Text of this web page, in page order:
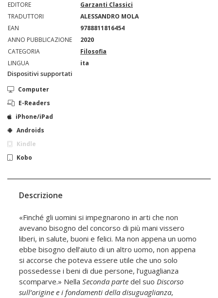
EDITORE
Garzanti Classici
TRADUTTORI
ALESSANDRO MOLA
EAN
9788811816454
ANNO PUBBLICAZIONE
2020
CATEGORIA
Filosofia
LINGUA
ita
Dispositivi supportati
Computer
E-Readers
iPhone/iPad
Androids
Kindle
Kobo
Descrizione
«Finché gli uomini si impegnarono in arti che non
avevano bisogno del concorso di più mani vissero
liberi, in salute, buoni e felici. Ma non appena un uomo
ebbe bisogno dell’aiuto di un altro uomo, non appena
si accorse che poteva essere utile che uno solo
possedesse i beni di due persone, l’uguaglianza
scomparve.» Nella Seconda parte del suo Discorso
sull’origine e i fondamenti della disuguaglianza,